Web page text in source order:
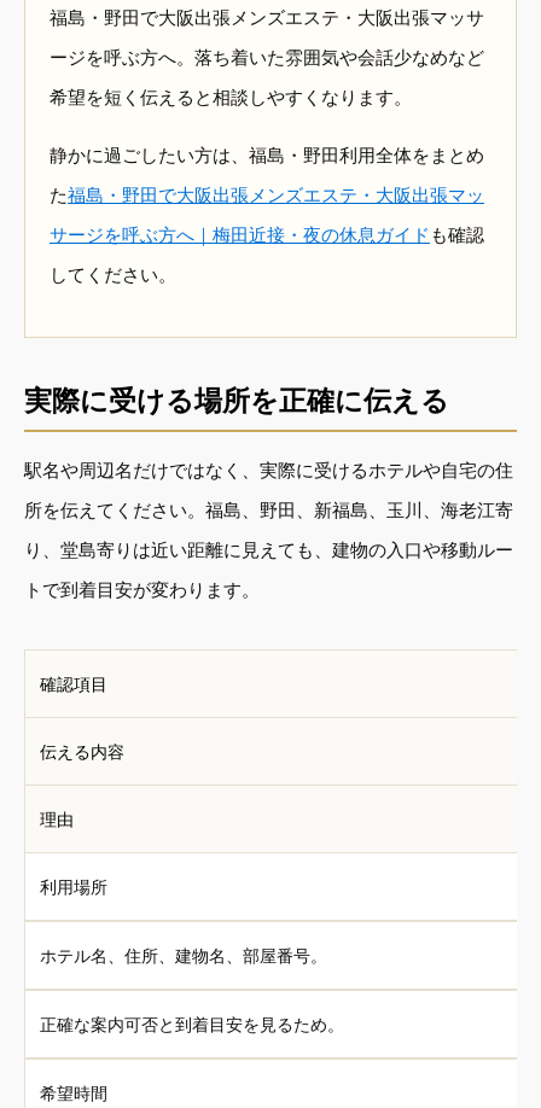
福島・野田で大阪出張メンズエステ・大阪出張マッサ
ージを呼ぶ方へ。落ち着いた雰囲気や会話少なめなど
希望を短く伝えると相談しやすくなります。
静かに過ごしたい方は、福島・野田利用全体をまとめ
た福島・野田で大阪出張メンズエステ・大阪出張マッ
サージを呼ぶ方へ｜梅田近接・夜の休息ガイド も確認
してください。
実際に受ける場所を正確に伝える
駅名や周辺名だけではなく、実際に受けるホテルや自宅の住
所を伝えてください。福島、野田、新福島、玉川、海老江寄
り、堂島寄りは近い距離に見えても、建物の入口や移動ルー
トで到着目安が変わります。
確認項目
伝える内容
理由
利用場所
ホテル名、住所、建物名、部屋番号。
正確な案内可否と到着目安を見るため。
希望時間